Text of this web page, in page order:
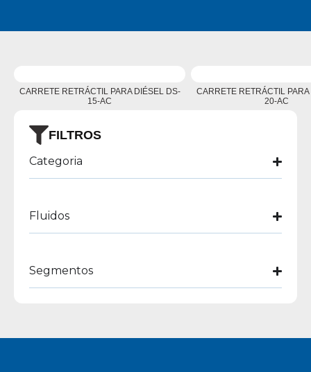
FILTROS
Categoria
Fluidos
Segmentos
CARRETE RETRÁCTIL PARA DIÉSEL DS-
15-AC
CARRETE RETRÁCTIL
20-AC